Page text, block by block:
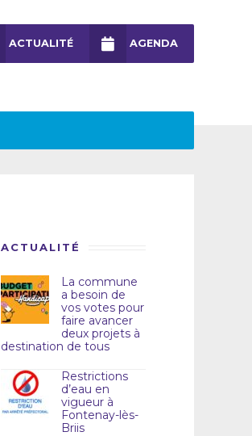
ACTUALITÉ AGENDA
ACTUALITÉ
La commune
a besoin de
vos votes pour
faire avancer
deux projets à
destination de tous
Restrictions
d’eau en
vigueur à
Fontenay-lès-
Briis